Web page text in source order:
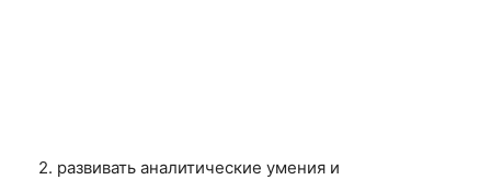
2. развивать аналитические умения и